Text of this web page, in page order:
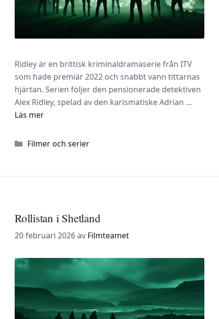
Ridley är en brittisk kriminaldramaserie från ITV
som hade premiär 2022 och snabbt vann tittarnas
hjärtan. Serien följer den pensionerade detektiven
Alex Ridley, spelad av den karismatiske Adrian …
Läs mer
Kategorier
Filmer och serier
Rollistan i Shetland
20 februari 2026av Filmteamet